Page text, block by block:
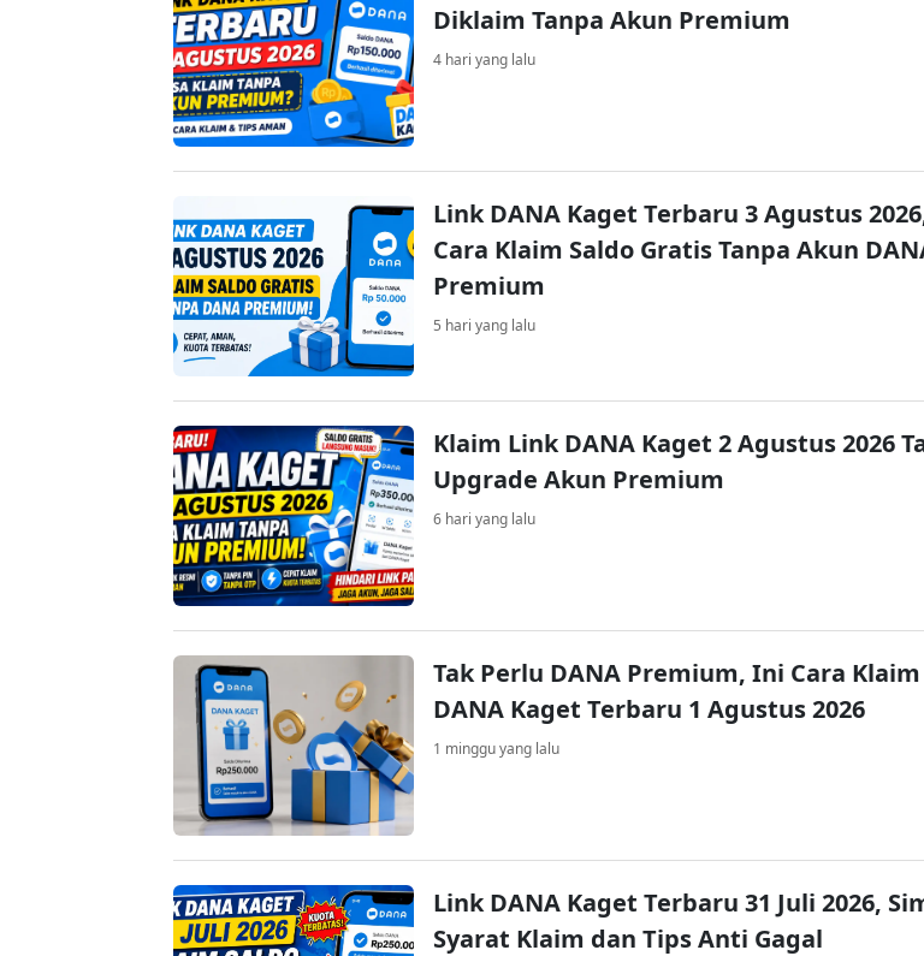
Diklaim Tanpa Akun Premium
4 hari yang lalu
Link DANA Kaget Terbaru 3 Agustus
Cara Klaim Saldo Gratis Tanpa Akun
Premium
5 hari yang lalu
Klaim Link DANA Kaget 2 Agustus 2026
Upgrade Akun Premium
6 hari yang lalu
Tak Perlu DANA Premium, Ini Cara
DANA Kaget Terbaru 1 Agustus 2026
1 minggu yang lalu
Link DANA Kaget Terbaru 31 Juli 2026,
Syarat Klaim dan Tips Anti Gagal